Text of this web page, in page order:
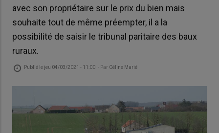
avec son propriétaire sur le prix du bien mais
souhaite tout de même préempter, il a la
possibilité de saisir le tribunal paritaire des baux
ruraux.
Publié le jeu 04/03/2021 - 11:00 - Par Céline Marié